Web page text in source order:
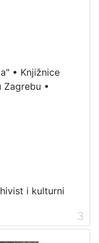
• Knjižnice
Zagrebu •
i kulturni
3